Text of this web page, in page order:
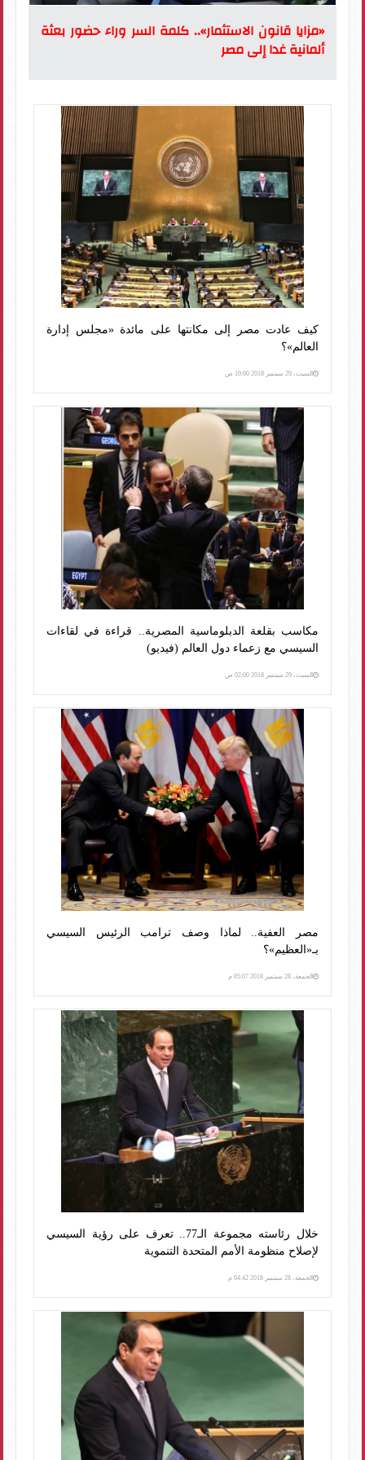
«مزايا قانون الاستثمار».. كلمة السر وراء حضور بعثة
ألمانية غدا إلى مصر
كيف عادت مصر إلى مكانتها على مائدة «مجلس إدارة
العالم»؟
السبت، 29 سبتمبر 2018 10:00 ص
مكاسب بقلعة الدبلوماسية المصرية.. قراءة في لقاءات
السيسي مع زعماء دول العالم (فيديو)
السبت، 29 سبتمبر 2018 02:00 ص
مصر العفية.. لماذا وصف ترامب الرئيس السيسي
بـ«العظيم»؟
الجمعة، 28 سبتمبر 2018 05:07 م
خلال رئاسته مجموعة الـ77.. تعرف على رؤية السيسي
لإصلاح منظومة الأمم المتحدة التنموية
الجمعة، 28 سبتمبر 2018 04:42 م